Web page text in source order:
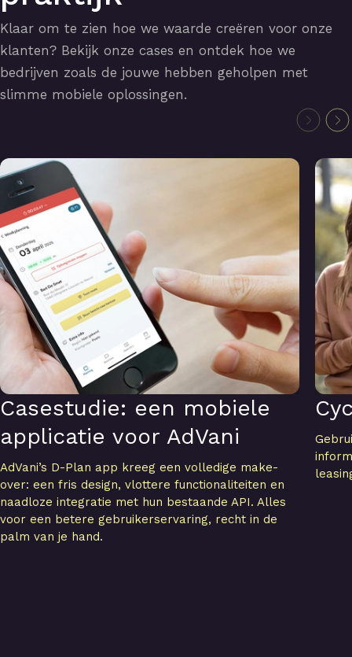
Klaar om te zien hoe we waarde creëren voor onze
klanten? Bekijk onze cases en ontdek hoe we
bedrijven zoals de jouwe hebben geholpen met
slimme mobiele oplossingen.
Casestudie: een mobiele
applicatie voor AdVani
AdVani’s D-Plan app kreeg een volledige make-
over: een fris design, vlottere functionaliteiten en
naadloze integratie met hun bestaande API. Alles
voor een betere gebruikerservaring, recht in de
palm van je hand.
Casestudie: een mobiele applicatie voor AdVani